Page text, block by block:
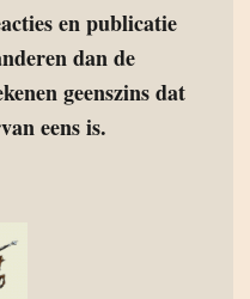
en publicatie
dan de
geenszins dat
eens is.